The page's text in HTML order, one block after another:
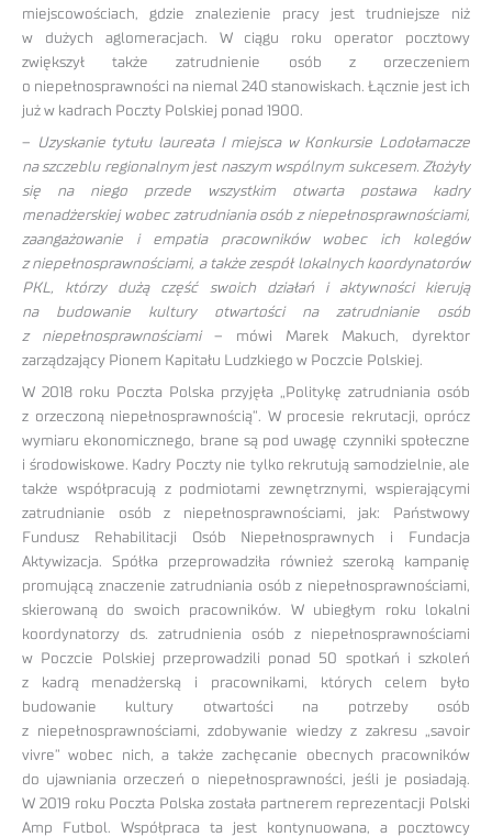
miejscowościach, gdzie znalezienie pracy jest trudniejsze niż
w dużych aglomeracjach. W ciągu roku operator pocztowy
zwiększył także zatrudnienie osób z orzeczeniem
o niepełnosprawności na niemal 240 stanowiskach. Łącznie jest ich
już w kadrach Poczty Polskiej ponad 1900.
–
Uzyskanie tytułu laureata I miejsca w Konkursie Lodołamacze
na szczeblu regionalnym jest naszym wspólnym sukcesem. Złożyły
się na niego przede wszystkim otwarta postawa kadry
menadżerskiej wobec zatrudniania osób z niepełnosprawnościami,
zaangażowanie i empatia pracowników wobec ich kolegów
z niepełnosprawnościami, a także zespół lokalnych koordynatorów
PKL, którzy dużą część swoich działań i aktywności kierują
na budowanie kultury otwartości na zatrudnianie osób
z niepełnosprawnościami– mówi Marek Makuch, dyrektor
zarządzający Pionem Kapitału Ludzkiego w Poczcie Polskiej.
W 2018 roku Poczta Polska przyjęła „Politykę zatrudniania osób
z orzeczoną niepełnosprawnością”. W procesie rekrutacji, oprócz
wymiaru ekonomicznego, brane są pod uwagę czynniki społeczne
i środowiskowe. Kadry Poczty nie tylko rekrutują samodzielnie, ale
także współpracują z podmiotami zewnętrznymi, wspierającymi
zatrudnianie osób z niepełnosprawnościami, jak: Państwowy
Fundusz Rehabilitacji Osób Niepełnosprawnych i Fundacja
Aktywizacja. Spółka przeprowadziła również szeroką kampanię
promującą znaczenie zatrudniania osób z niepełnosprawnościami,
skierowaną do swoich pracowników. W ubiegłym roku lokalni
koordynatorzy ds. zatrudnienia osób z niepełnosprawnościami
w Poczcie Polskiej przeprowadzili ponad 50 spotkań i szkoleń
z kadrą menadżerską i pracownikami, których celem było
budowanie kultury otwartości na potrzeby osób
z niepełnosprawnościami, zdobywanie wiedzy z zakresu „savoir
vivre” wobec nich, a także zachęcanie obecnych pracowników
do ujawniania orzeczeń o niepełnosprawności, jeśli je posiadają.
W 2019 roku Poczta Polska została partnerem reprezentacji Polski
Amp Futbol. Współpraca ta jest kontynuowana, a pocztowcy